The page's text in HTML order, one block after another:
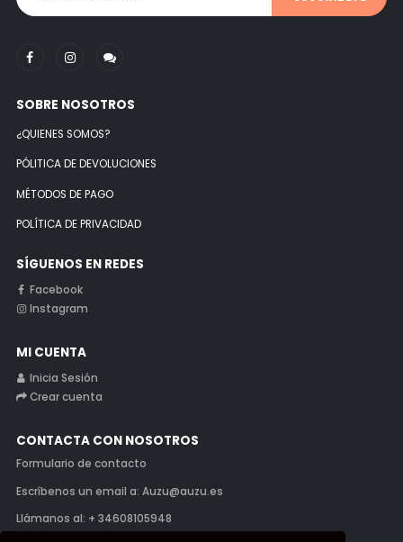
SOBRE NOSOTROS
¿QUIENES SOMOS?
PÓLITICA DE DEVOLUCIONES
MÉTODOS DE PAGO
POLÍTICA DE PRIVACIDAD
SÍGUENOS EN REDES
Facebook
Instagram
MI CUENTA
Inicia Sesión
Crear cuenta
CONTACTA CON NOSOTROS
Formulario de contacto
Escríbenos un email a: Auzu@auzu.es
Llámanos al: + 34608105948